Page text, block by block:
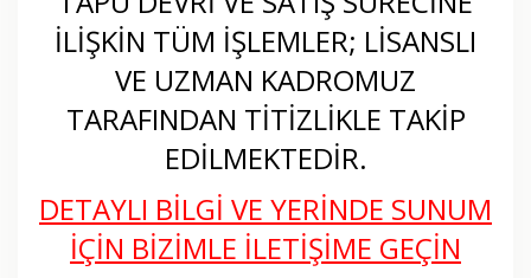
İLİŞKİN TÜM İŞLEMLER; LİSANSLI
VE UZMAN KADROMUZ
TARAFINDAN TİTİZLİKLE TAKİP
EDİLMEKTEDİR.
DETAYLI BİLGİ VE YERİNDE SUNUM
İÇİN BİZİMLE İLETİŞİME GEÇİN